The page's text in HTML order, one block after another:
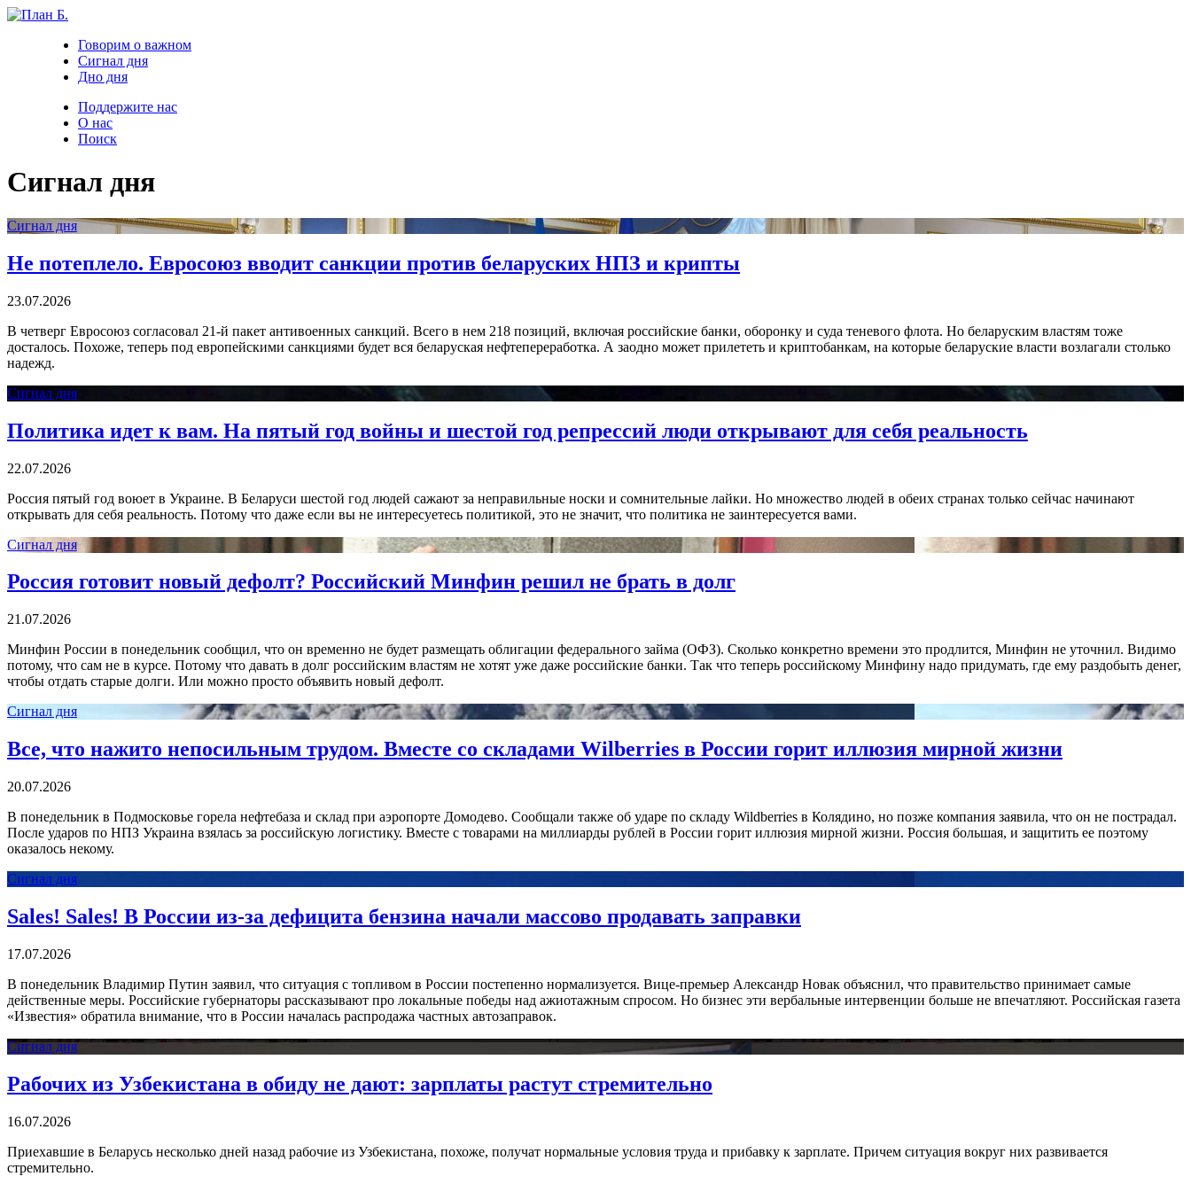
Говорим о важном
Сигнал дня
Дно дня
Поддержите нас
О нас
Поиск
Сигнал дня
Сигнал дня
Не потеплело. Евросоюз вводит санкции против беларуских НПЗ и крипты
23.07.2026
В четверг Евросоюз согласовал 21-й пакет антивоенных санкций. Всего в нем 218 позиций, включая российские банки, оборонку и суда теневого флота. Но беларуским властям тоже
досталось. Похоже, теперь под европейскими санкциями будет вся беларуская нефтепереработка. А заодно может прилететь и криптобанкам, на которые беларуские власти возлагали столько
надежд.
Сигнал дня
Политика идет к вам. На пятый год войны и шестой год репрессий люди открывают для себя реальность
22.07.2026
Россия пятый год воюет в Украине. В Беларуси шестой год людей сажают за неправильные носки и сомнительные лайки. Но множество людей в обеих странах только сейчас начинают
открывать для себя реальность. Потому что даже если вы не интересуетесь политикой, это не значит, что политика не заинтересуется вами.
Сигнал дня
Россия готовит новый дефолт? Российский Минфин решил не брать в долг
21.07.2026
Минфин России в понедельник сообщил, что он временно не будет размещать облигации федерального займа (ОФЗ). Сколько конкретно времени это продлится, Минфин не уточнил. Видимо
потому, что сам не в курсе. Потому что давать в долг российским властям не хотят уже даже российские банки. Так что теперь российскому Минфину надо придумать, где ему раздобыть денег,
чтобы отдать старые долги. Или можно просто объявить новый дефолт.
Сигнал дня
Все, что нажито непосильным трудом. Вместе со складами Wilberries в России горит иллюзия мирной жизни
20.07.2026
В понедельник в Подмосковье горела нефтебаза и склад при аэропорте Домодево. Сообщали также об ударе по складу Wildberries в Колядино, но позже компания заявила, что он не пострадал.
После ударов по НПЗ Украина взялась за российскую логистику. Вместе с товарами на миллиарды рублей в России горит иллюзия мирной жизни. Россия большая, и защитить ее поэтому
оказалось некому.
Сигнал дня
Sales! Sales! В России из-за дефицита бензина начали массово продавать заправки
17.07.2026
В понедельник Владимир Путин заявил, что ситуация с топливом в России постепенно нормализуется. Вице-премьер Александр Новак объяснил, что правительство принимает самые
действенные меры. Российские губернаторы рассказывают про локальные победы над ажиотажным спросом. Но бизнес эти вербальные интервенции больше не впечатляют. Российская газета
«Известия» обратила внимание, что в России началась распродажа частных автозаправок.
Сигнал дня
Рабочих из Узбекистана в обиду не дают: зарплаты растут стремительно
16.07.2026
Приехавшие в Беларусь несколько дней назад рабочие из Узбекистана, похоже, получат нормальные условия труда и прибавку к зарплате. Причем ситуация вокруг них развивается
стремительно.